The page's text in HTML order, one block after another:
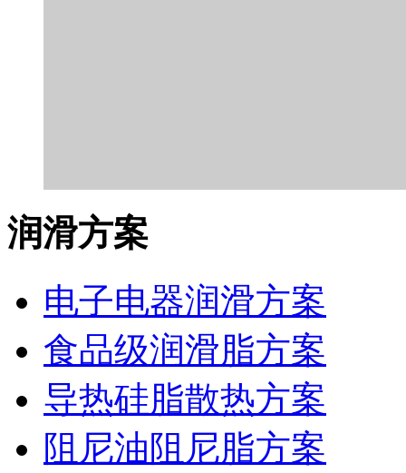
润滑方案
电子电器润滑方案
食品级润滑脂方案
导热硅脂散热方案
阻尼油阻尼脂方案